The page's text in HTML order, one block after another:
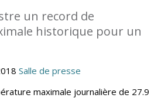
un record de
historique pour un
Salle de presse
maximale journalière de 27.9